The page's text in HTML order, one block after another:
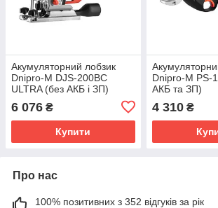
Акумуляторний лобзик
Dnipro-M DJS-200BC
ULTRA (без АКБ і ЗП)
6 076 ₴
Купити
Dnipro-M PS-
АКБ та ЗП)
4 310₴
Про нас
100% позитивних з 352 відгуків за рік